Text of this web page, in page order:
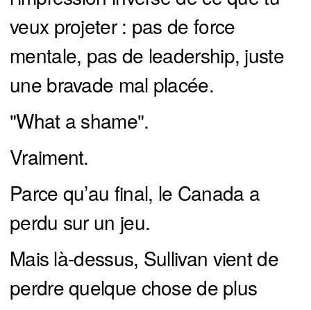
veux projeter : pas de force
mentale, pas de leadership, juste
une bravade mal placée.
"What a shame".
Vraiment.
Parce qu’au final, le Canada a
perdu sur un jeu.
Mais là-dessus, Sullivan vient de
perdre quelque chose de plus